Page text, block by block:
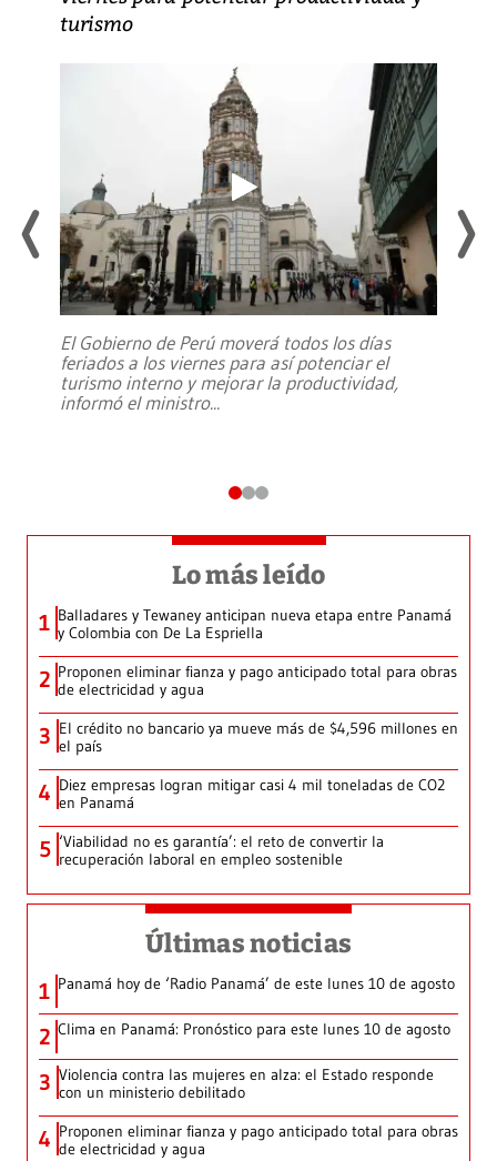
turismo
El Gobierno de Perú moverá todos los días
feriados a los viernes para así potenciar el
turismo interno y mejorar la productividad,
informó el ministro...
Lo más leído
1 Balladares y Tewaney anticipan nueva etapa entre Panamá
y Colombia con De La Espriella
2 Proponen eliminar fianza y pago anticipado total para obras
de electricidad y agua
3 El crédito no bancario ya mueve más de $4,596 millones en
el país
4 Diez empresas logran mitigar casi 4 mil toneladas de CO2
en Panamá
5 ‘Viabilidad no es garantía’: el reto de convertir la
recuperación laboral en empleo sostenible
Últimas noticias
1 Panamá hoy de ‘Radio Panamá’ de este lunes 10 de agosto
2 Clima en Panamá: Pronóstico para este lunes 10 de agosto
3 Violencia contra las mujeres en alza: el Estado responde
con un ministerio debilitado
4 Proponen eliminar fianza y pago anticipado total para obras
de electricidad y agua